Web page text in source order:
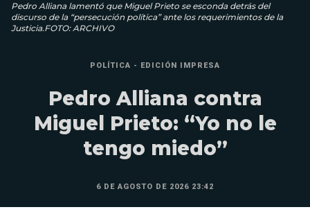
Pedro Alliana lamentó que Miguel Prieto se esconda detrás del
discurso de la “persecución política” ante los requerimientos de la
Justicia.FOTO: ARCHIVO
POLÍTICA - EDICIÓN IMPRESA
Pedro Alliana contra
Miguel Prieto: “Yo no le
tengo miedo”
6 DE AGOSTO DE 2026 23:42